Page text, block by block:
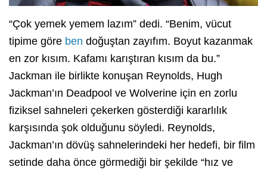
“Çok yemek yemem lazım” dedi. “Benim, vücut
tipime göre ben doğuştan zayıfım. Boyut kazanmak
en zor kısım. Kafamı karıştıran kısım da bu.”
Jackman ile birlikte konuşan Reynolds, Hugh
Jackman’ın Deadpool ve Wolverine için en zorlu
fiziksel sahneleri çekerken gösterdiği kararlılık
karşısında şok olduğunu söyledi. Reynolds,
Jackman’ın dövüş sahnelerindeki her hedefi, bir film
setinde daha önce görmediği bir şekilde “hız ve